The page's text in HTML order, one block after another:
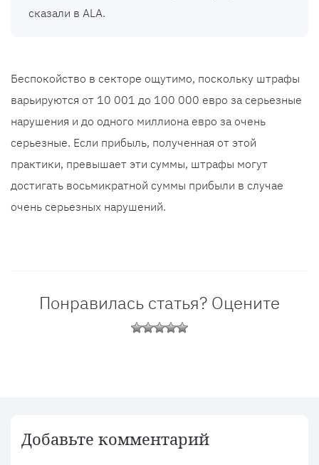
сказали в ALA.
Беспокойство в секторе ощутимо, поскольку штрафы
варьируются от 10 001 до 100 000 евро за серьезные
нарушения и до одного миллиона евро за очень
серьезные. Если прибыль, полученная от этой
практики, превышает эти суммы, штрафы могут
достигать восьмикратной суммы прибыли в случае
очень серьезных нарушений.
Понравилась статья? Оцените
Добавьте комментарий